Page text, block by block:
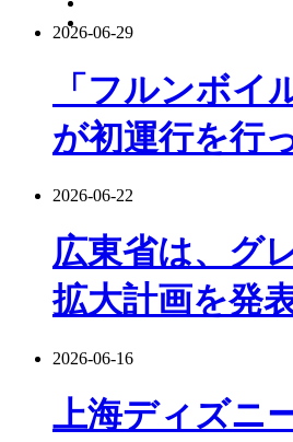
2026-06-29
「フルンボ
が初運行を行
2026-06-22
広東省は、グ
拡大計画を発
2026-06-16
上海ディズニ